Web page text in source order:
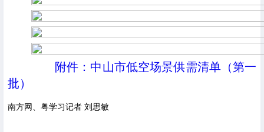
附件：中山市低空场景供需清单（第一
批）
南方网、粤学习记者 刘思敏